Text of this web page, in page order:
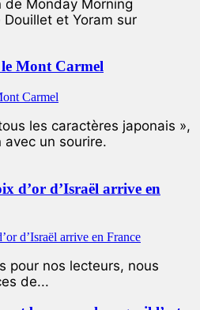
de Monday Morning
et Yoram sur
Mont Carmel
les caractères japonais »,
avec un sourire.
d’or d’Israël arrive en
pour nos lecteurs, nous
de...